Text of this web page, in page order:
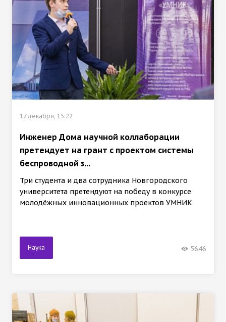
17 декабря, 15:22
Инженер Дома научной коллаборации
претендует на грант с проектом системы
беспроводной з...
Три студента и два сотрудника Новгородского
университета претендуют на победу в конкурсе
молодёжных инновационных проектов УМНИК
Наука 5646